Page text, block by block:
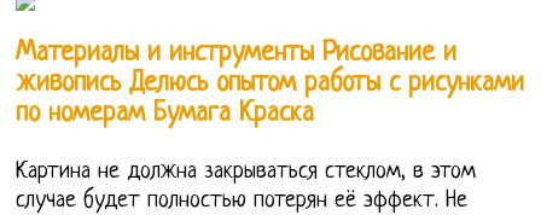
Материалы и инструменты Рисование и
живопись Делюсь опытом работы с рисунками
по номерам Бумага Краска
Картина не должна закрываться стеклом, в этом
случае будет полностью потерян её эффект. Не